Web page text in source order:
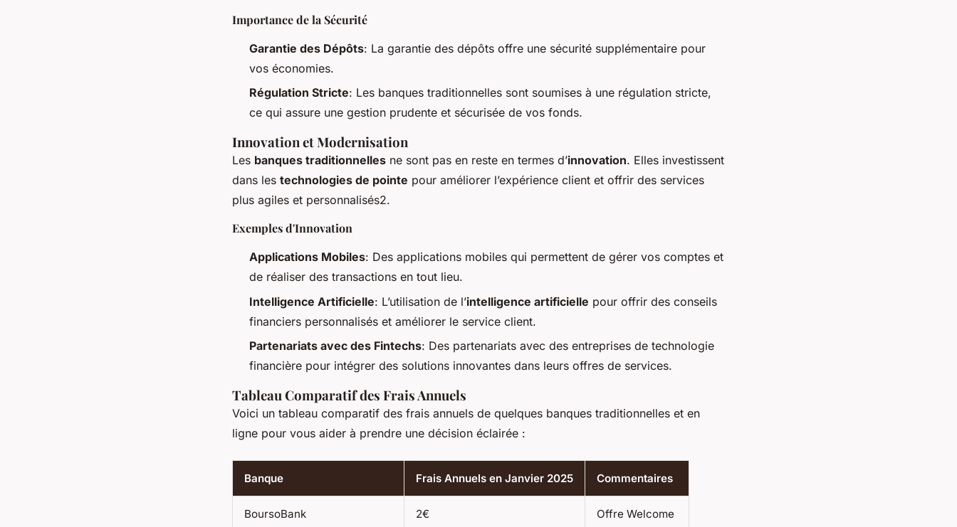
Importance de la Sécurité
Garantie des Dépôts: La garantie des dépôts offre une sécurité supplémentaire pour
vos économies.
Régulation Stricte: Les banques traditionnelles sont soumises à une régulation stricte,
ce qui assure une gestion prudente et sécurisée de vos fonds.
Innovation et Modernisation
Les banques traditionnelles ne sont pas en reste en termes d’innovation. Elles investissent
dans les technologies de pointe pour améliorer l’expérience client et offrir des services
plus agiles et personnalisés2.
Exemples d'Innovation
Applications Mobiles: Des applications mobiles qui permettent de gérer vos comptes et
de réaliser des transactions en tout lieu.
Intelligence Artificielle: L’utilisation de l’intelligence artificielle pour offrir des conseils
financiers personnalisés et améliorer le service client.
Partenariats avec des Fintechs: Des partenariats avec des entreprises de technologie
financière pour intégrer des solutions innovantes dans leurs offres de services.
Tableau Comparatif des Frais Annuels
Voici un tableau comparatif des frais annuels de quelques banques traditionnelles et en
ligne pour vous aider à prendre une décision éclairée :
Banque Frais Annuels en Janvier 2025 Commentaires
BoursoBank 2€ Offre Welcome